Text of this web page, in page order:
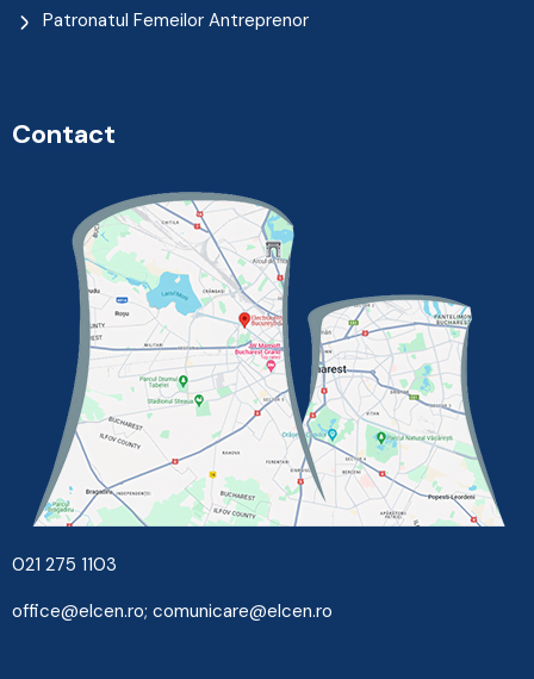
Patronatul Femeilor Antreprenor
Contact
021 275 1103
office@elcen.ro; comunicare@elcen.ro